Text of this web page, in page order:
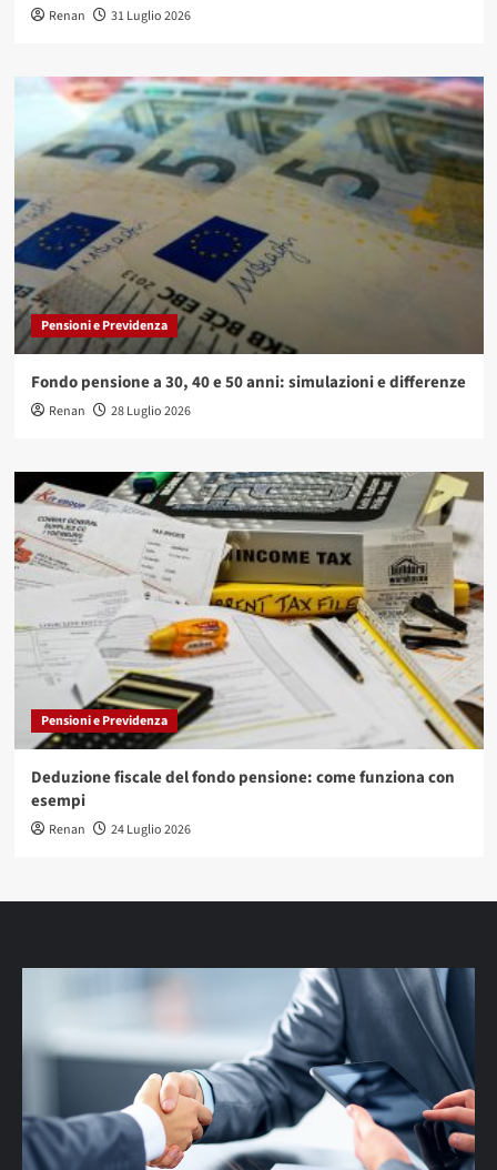
Renan 31 Luglio 2026
Pensioni e Previdenza
Fondo pensione a 30, 40 e 50 anni: simulazioni e differenze
Renan 28 Luglio 2026
Pensioni e Previdenza
Deduzione fiscale del fondo pensione: come funziona con
esempi
Renan 24 Luglio 2026